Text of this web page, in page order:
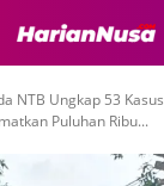
NTB Ungkap 53
Puluhan Ribu...